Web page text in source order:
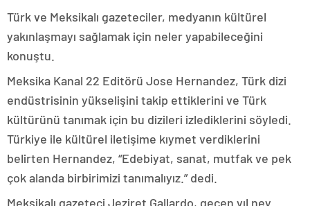
Türk ve Meksikalı gazeteciler, medyanın kültürel
yakınlaşmayı sağlamak için neler yapabileceğini
konuştu.
Meksika Kanal 22 Editörü Jose Hernandez, Türk dizi
endüstrisinin yükselişini takip ettiklerini ve Türk
kültürünü tanımak için bu dizileri izlediklerini söyledi.
Türkiye ile kültürel iletişime kıymet verdiklerini
belirten Hernandez, “Edebiyat, sanat, mutfak ve pek
çok alanda birbirimizi tanımalıyız.” dedi.
Meksikalı gazeteci Jeziret Gallardo, geçen yıl ney